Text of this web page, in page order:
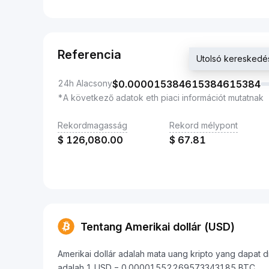
Referencia
24h Alacsony$0.000015384615384615384
Utolsó
*A következő adatok eth piaci információt mutatnak
Rekordmagasság
$ 126,080.00
Rekord mélypont
$ 67.81
Tentang Amerikai dollár (USD)
Amerikai dollár adalah mata uang kripto yang dapat